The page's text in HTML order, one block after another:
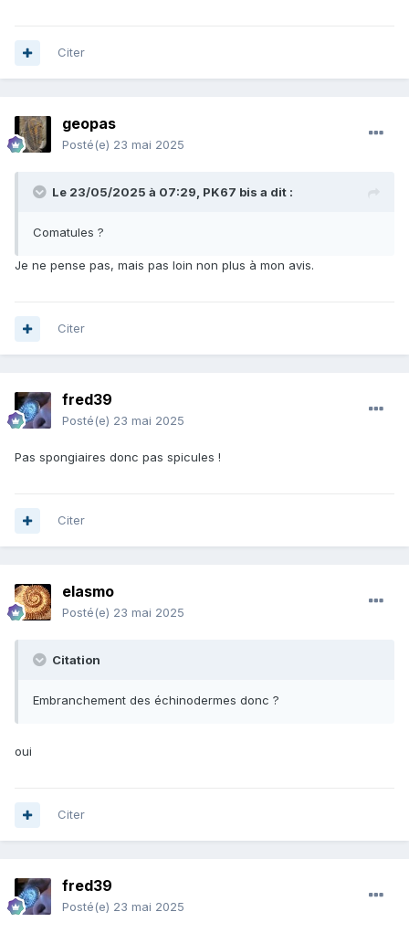
Citer
geopas
Posté(e) 23 mai 2025
Le 23/05/2025 à 07:29, PK67 bis a dit :
Comatules ?
Je ne pense pas, mais pas loin non plus à mon avis.
Citer
fred39
Posté(e) 23 mai 2025
Pas spongiaires donc pas spicules !
Citer
elasmo
Posté(e) 23 mai 2025
Citation
Embranchement des échinodermes donc ?
oui
Citer
fred39
Posté(e) 23 mai 2025